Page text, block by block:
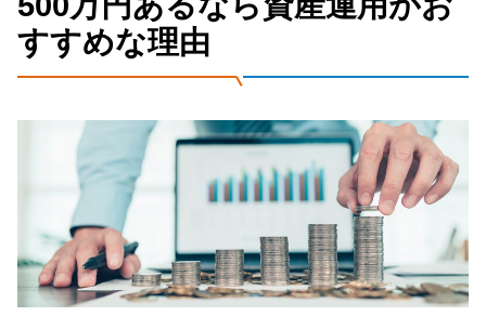
すすめな理由